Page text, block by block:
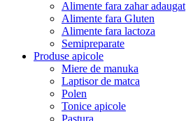
Alimente fara zahar adaugat
Alimente fara Gluten
Alimente fara lactoza
Semipreparate
Produse apicole
Miere de manuka
Laptisor de matca
Polen
Tonice apicole
Pastura